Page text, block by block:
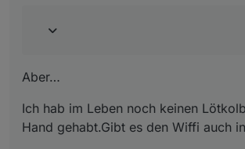
Aber…
Ich hab im Leben noch keinen
Hand gehabt.Gibt es den Wiffi auch